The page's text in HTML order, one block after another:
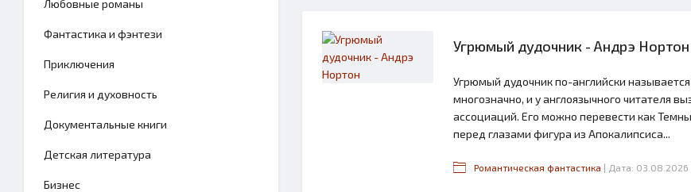
Любовные романы
Фантастика и фэнтези
Приключения
Религия и духовность
Документальные книги
Детская литература
Бизнес
Угрюмый дудочник - Андрэ Нортон
Угрюмый дудочник по-английски
многозначно, и у англоязычного читателя
ассоциаций. Его можно перевести как
перед глазами фигура из Апокалипсиса...
Романтическая фантастика | Дата: 03.08.2026